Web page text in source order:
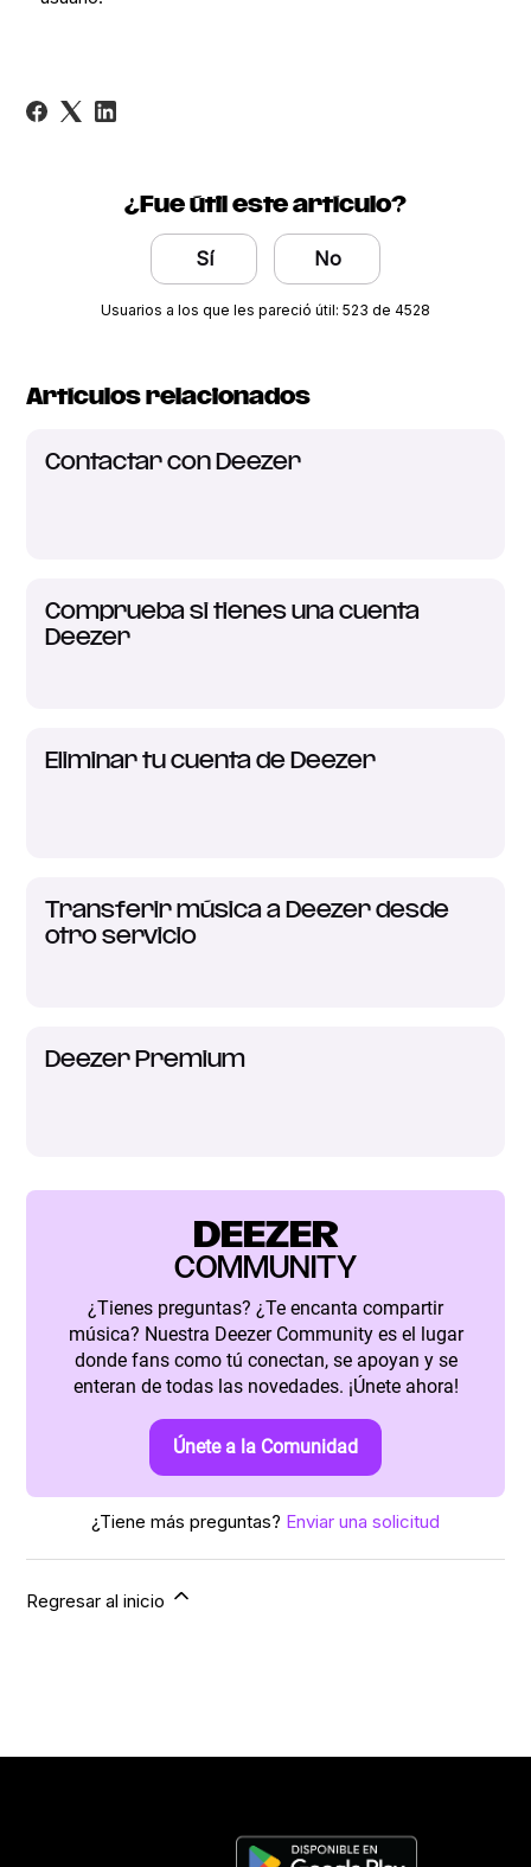
¿Fue útil este artículo?
Sí No
Usuarios a los que les pareció útil: 523 de 4528
Artículos relacionados
Contactar con Deezer
Comprueba si tienes una cuenta
Deezer
Eliminar tu cuenta de Deezer
Transferir música a Deezer desde
otro servicio
Deezer Premium
DEEZER
COMMUNITY
¿Tienes preguntas? ¿Te encanta compartir
música? Nuestra Deezer Community es el lugar
donde fans como tú conectan, se apoyan y se
enteran de todas las novedades. ¡Únete ahora!
Únete a la Comunidad
¿Tiene más preguntas? Enviar una solicitud
Regresar al inicio